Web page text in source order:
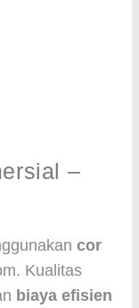
–
cor
Kualitas
biaya efisien